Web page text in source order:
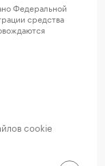
Федеральной
средства
cookie